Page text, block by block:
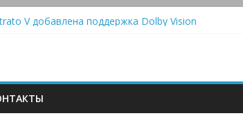
Ellipse: платформа R2 Electronics Platform и
V добавлена поддержка Dolby Vision